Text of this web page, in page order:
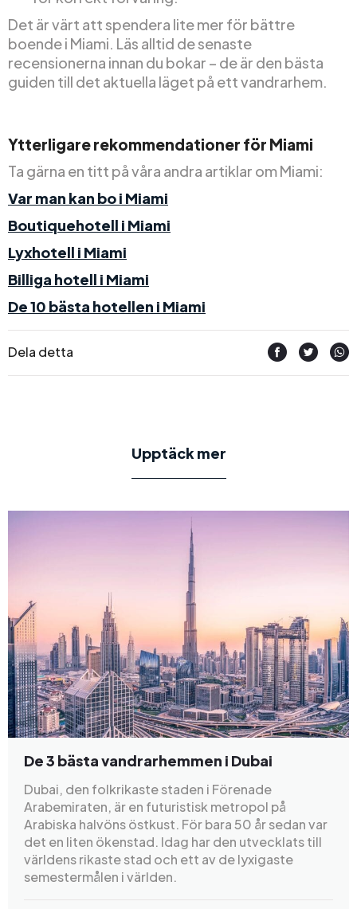
Det är värt att spendera lite mer för bättre
boende i Miami. Läs alltid de senaste
recensionerna innan du bokar – de är den bästa
guiden till det aktuella läget på ett vandrarhem.
Ytterligare rekommendationer för Miami
Ta gärna en titt på våra andra artiklar om Miami:
Var man kan bo i Miami
Boutiquehotell i Miami
Lyxhotell i Miami
Billiga hotell i Miami
De 10 bästa hotellen i Miami
Dela detta
Upptäck mer
De 3 bästa vandrarhemmen i Dubai
Dubai, den folkrikaste staden i Förenade
Arabemiraten, är en futuristisk metropol på
Arabiska halvöns östkust. För bara 50 år sedan var
det en liten ökenstad. Idag har den utvecklats till
världens rikaste stad och ett av de lyxigaste
semestermålen i världen.